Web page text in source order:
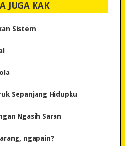
JUGA KAK
Sistem
Sepanjang Hidupku
Ngasih Saran
ngapain?